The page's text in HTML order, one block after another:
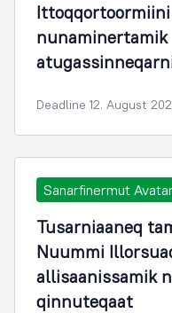
nunaminertamik
Deadline 12. August
Sanarfinermut
Tusarniaaneq
Nuummi
allisaanissamik
qinnuteqaat